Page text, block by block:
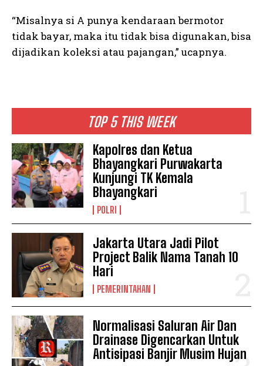
TOP 5 THIS WEEK
Kapolres dan Ketua
Bhayangkari Purwakarta
Kunjungi TK Kemala
Bhayangkari
POLRI
Jakarta Utara Jadi Pilot
Project Balik Nama Tanah 10
Hari
PEMERINTAHAN
Normalisasi Saluran Air Dan
Drainase Digencarkan Untuk
Antisipasi Banjir Musim Hujan
“Misalnya si A punya kendaraan bermotor
tidak bayar, maka itu tidak bisa digunakan, bisa
dijadikan koleksi atau pajangan,” ucapnya.